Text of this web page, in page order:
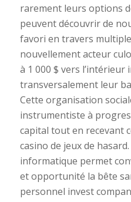
rarement leurs options
peuvent découvrir de
favori en travers
nouvellement acteur
à 1 000 $ vers
transversalement leur
Cette organisation
instrumentiste à
capital tout en recevant
casino de jeux de
informatique permet
et opportunité la bête
personnel invest